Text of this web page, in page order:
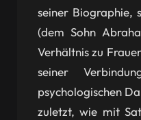
seiner Biographie,
(dem Sohn
Verhältnis zu
seiner
psychologischen
zuletzt, wie mit